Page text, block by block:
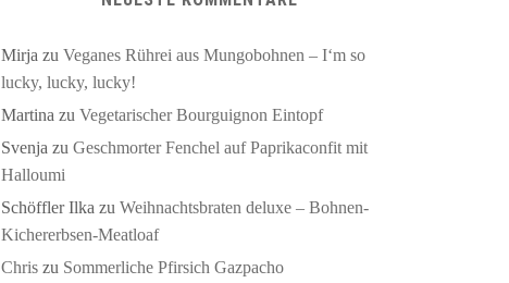
Mirja zu Veganes Rührei aus Mungobohnen – I‘m so
lucky, lucky, lucky!
Martina zu Vegetarischer Bourguignon Eintopf
Svenja zu Geschmorter Fenchel auf Paprikaconfit mit
Halloumi
Schöffler Ilka zu Weihnachtsbraten deluxe – Bohnen-
Kichererbsen-Meatloaf
Chris zu Sommerliche Pfirsich Gazpacho